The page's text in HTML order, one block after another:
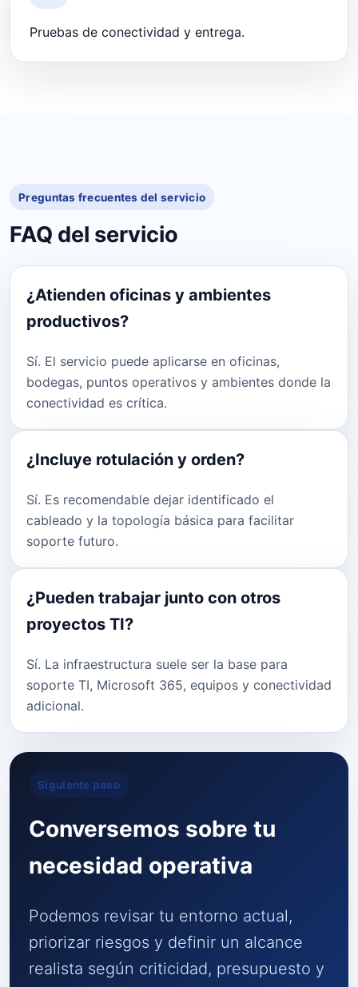
Pruebas de conectividad y entrega.
Preguntas frecuentes del servicio
FAQ del servicio
¿Atienden oficinas y ambientes
productivos?
Sí. El servicio puede aplicarse en oficinas,
bodegas, puntos operativos y ambientes donde la
conectividad es crítica.
¿Incluye rotulación y orden?
Sí. Es recomendable dejar identificado el
cableado y la topología básica para facilitar
soporte futuro.
¿Pueden trabajar junto con otros
proyectos TI?
Sí. La infraestructura suele ser la base para
soporte TI, Microsoft 365, equipos y conectividad
adicional.
Siguiente paso
Conversemos sobre tu
necesidad operativa
Podemos revisar tu entorno actual,
priorizar riesgos y definir un alcance
realista según criticidad, presupuesto y